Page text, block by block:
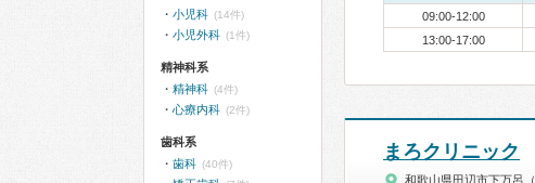
09:00-12:00
13:00-17:00
まろクリニック
和歌山県田辺市下万呂（
小児科 (14件)
小児外科 (1件)
精神科系
精神科 (4件)
心療内科 (2件)
歯科系
歯科 (40件)